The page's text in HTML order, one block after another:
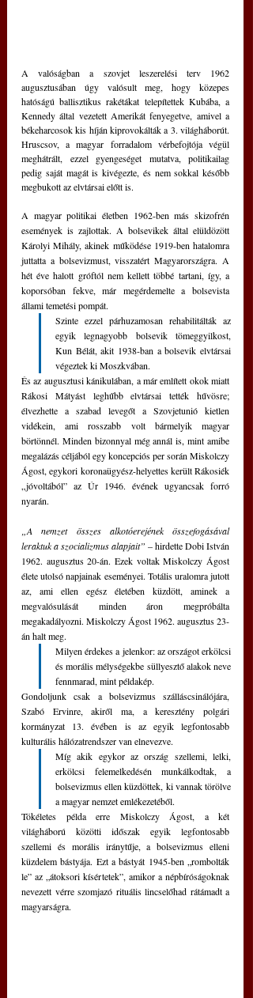
A valóságban a szovjet leszerelési terv 1962
augusztusában úgy valósult meg, hogy közepes
hatóságú ballisztikus rakétákat telepítettek Kubába, a
Kennedy által vezetett Amerikát fenyegetve, amivel a
békeharcosok kis híján kiprovokálták a 3. világháborút.
Hruscsov, a magyar forradalom vérbefojtója végül
meghátrált, ezzel gyengeséget mutatva, politikailag
pedig saját magát is kivégezte, és nem sokkal később
megbukott az elvtársai előtt is.
A magyar politikai életben 1962-ben más skizofrén
események is zajlottak. A bolsevikek által elüldözött
Károlyi Mihály, akinek működése 1919-ben hatalomra
juttatta a bolsevizmust, visszatért Magyarországra. A
hét éve halott gróftól nem kellett többé tartani, így, a
koporsóban fekve, már megérdemelte a bolsevista
állami temetési pompát.
Szinte ezzel párhuzamosan rehabilitálták az
egyik legnagyobb bolsevik tömeggyilkost,
Kun Bélát, akit 1938-ban a bolsevik elvtársai
végeztek ki Moszkvában.
És az augusztusi kánikulában, a már említett okok miatt
Rákosi Mátyást leghűbb elvtársai tették hűvösre;
élvezhette a szabad levegőt a Szovjetunió kietlen
vidékein, ami rosszabb volt bármelyik magyar
börtönnél. Minden bizonnyal még annál is, mint amibe
megalázás céljából egy koncepciós per során Miskolczy
Ágost, egykori koronaügyész-helyettes került Rákosiék
„jóvoltából” az Úr 1946. évének ugyancsak forró
nyarán.
„A nemzet összes alkotóerejének összefogásával
leraktuk a szocializmus alapjait” – hirdette Dobi István
1962. augusztus 20-án. Ezek voltak Miskolczy Ágost
élete utolsó napjainak eseményei. Totális uralomra jutott
az, ami ellen egész életében küzdött, aminek a
megvalósulását minden áron megpróbálta
megakadályozni. Miskolczy Ágost 1962. augusztus 23-
án halt meg.
Milyen érdekes a jelenkor: az országot erkölcsi
és morális mélységekbe süllyesztő alakok neve
fennmarad, mint példakép.
Gondoljunk csak a bolsevizmus szálláscsinálójára,
Szabó Ervinre, akiről ma, a keresztény polgári
kormányzat 13. évében is az egyik legfontosabb
kulturális hálózatrendszer van elnevezve.
Míg akik egykor az ország szellemi, lelki,
erkölcsi felemelkedésén munkálkodtak, a
bolsevizmus ellen küzdöttek, ki vannak törölve
a magyar nemzet emlékezetéből.
Tökéletes példa erre Miskolczy Ágost, a két
világháború közötti időszak egyik legfontosabb
szellemi és morális iránytűje, a bolsevizmus elleni
küzdelem bástyája. Ezt a bástyát 1945-ben „rombolták
le” az „átoksori kísértetek”, amikor a népbíróságoknak
nevezett vérre szomjazó rituális lincselőhad rátámadt a
magyarságra.